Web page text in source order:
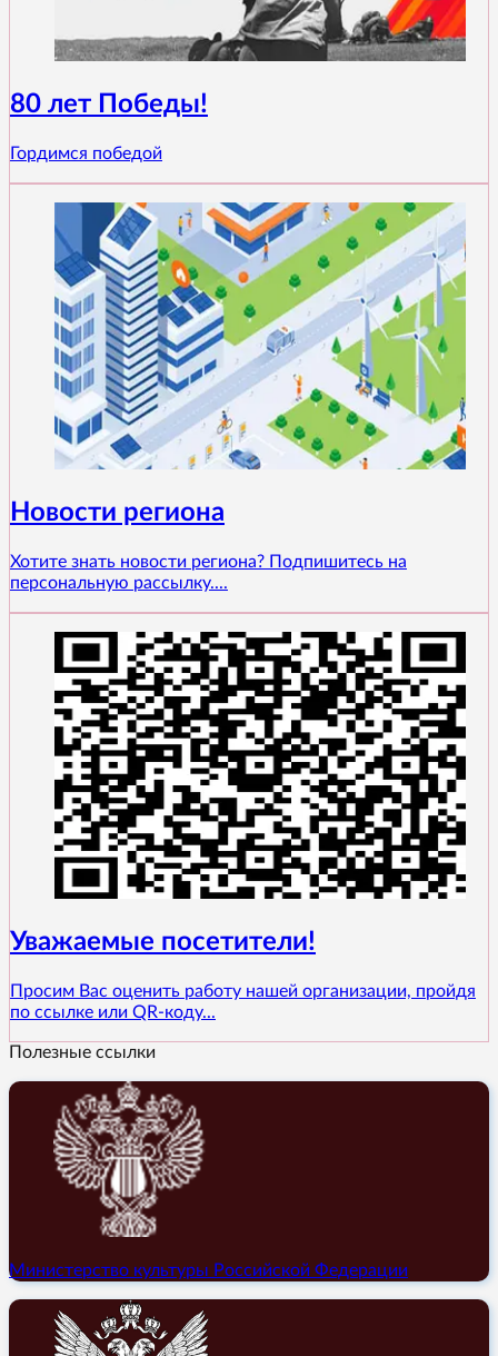
80 лет Победы!
Гордимся победой
Новости региона
Хотите знать новости региона? Подпишитесь на
персональную рассылку....
Уважаемые посетители!
Просим Вас оценить работу нашей организации, пройдя
по ссылке или QR-коду...
Полезные ссылки
Министерство культуры Российской Федерации